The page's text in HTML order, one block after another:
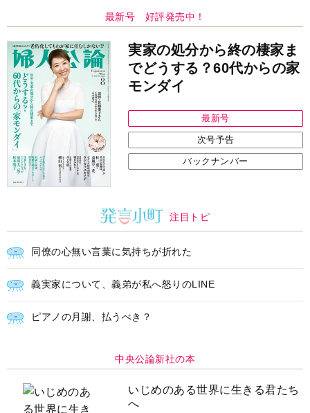
最新号 好評発売中！
実家の処分から終の棲家ま
でどうする？60代からの家
モンダイ
最新号
次号予告
バックナンバー
注目トピ
同僚の心無い言葉に気持ちが折れた
義実家について、義弟が私へ怒りのLINE
ピアノの月謝、払うべき？
中央公論新社の本
いじめのある世界に生きる君たち
へ